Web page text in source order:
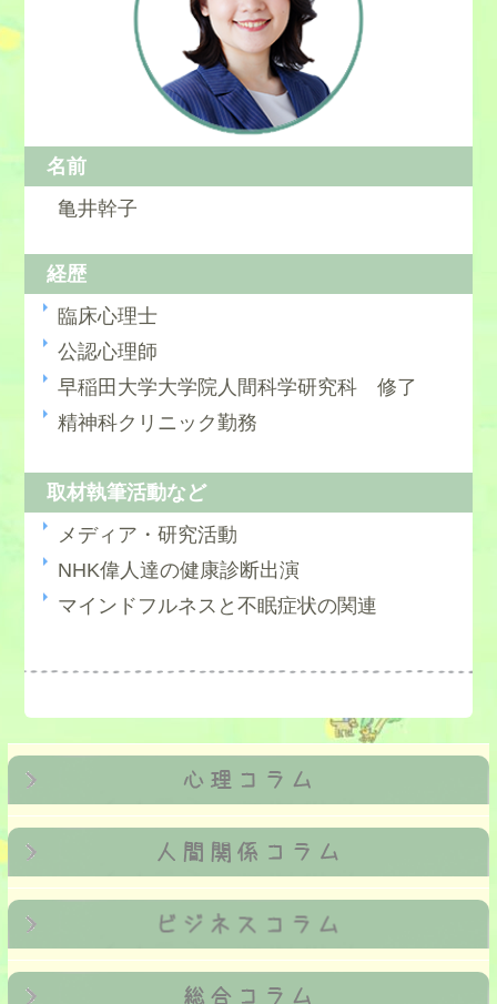
名前
亀井幹子
経歴
臨床心理士
公認心理師
早稲田大学大学院人間科学研究科 修了
精神科クリニック勤務
取材執筆活動など
メディア・研究活動
NHK偉人達の健康診断出演
マインドフルネスと不眠症状の関連